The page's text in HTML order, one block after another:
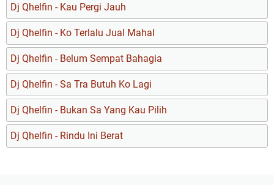
Dj Qhelfin - Kau Pergi Jauh
Dj Qhelfin - Ko Terlalu Jual Mahal
Dj Qhelfin - Belum Sempat Bahagia
Dj Qhelfin - Sa Tra Butuh Ko Lagi
Dj Qhelfin - Bukan Sa Yang Kau Pilih
Dj Qhelfin - Rindu Ini Berat